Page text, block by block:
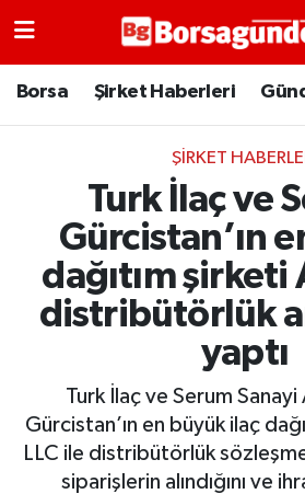
Borsa Şirket Haberleri
ŞIRKET
Turk İlaç ve
Gürcistan’ın
dağıtım şirketi
distribütörlük
yaptı
Turk İlaç ve Serum
Gürcistan’ın en büyük ilaç
LLC ile distribütörlük
siparişlerin alındığını ve
Borsa
Emtia
Galeri
Gündem
Şirket Haberleri
Borsa Gundem